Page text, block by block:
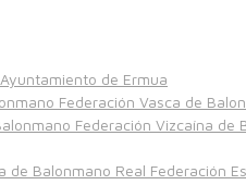
Ayuntamiento de Ermua
Federación Vasca de
Federación Vizcaína de
Real Federación